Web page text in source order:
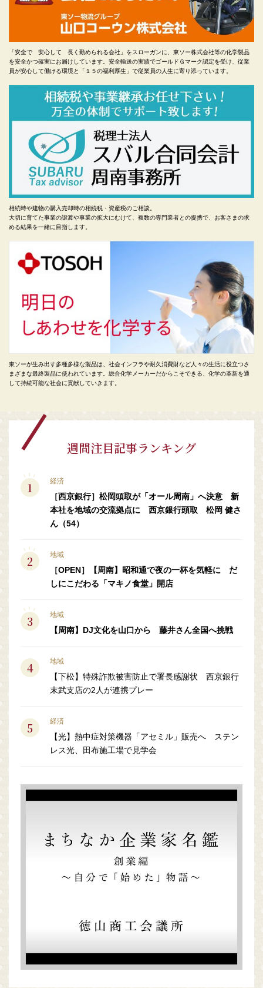
「安全で 安心して 長く勤められる会社」をスローガンに、東ソー株式会社等の化学製品
を安全かつ確実にお届けしています。安全輸送の実績でゴールドＧマーク認定を受け、従業
員が安心して働ける環境と「１５の福利厚生」で従業員の人生に寄り添っています。
相続時や建物の購入売却時の相続税・資産税のご相談。
大切に育てた事業の譲渡や事業の拡大にむけて、複数の専門業者との提携で、お客さまの求
める結果を一緒に目指します。
東ソーが生み出す多種多様な製品は、社会インフラや耐久消費財など人々の生活に役立つさ
まざまな最終製品に使われています。総合化学メーカーだからこそできる、化学の革新を通
して持続可能な社会に貢献していきます。
週間注目記事ランキング
経済
［西京銀行］松岡頭取が「オール周南」へ決意 新
本社を地域の交流拠点に 西京銀行頭取 松岡 健さ
ん（54）
地域
［OPEN］【周南】昭和通で夜の一杯を気軽に だ
しにこだわる「マキノ食堂」開店
地域
【周南】DJ文化を山口から 藤井さん全国へ挑戦
地域
【下松】特殊詐欺被害防止で署長感謝状 西京銀行
末武支店の2人が連携プレー
経済
【光】熱中症対策機器「アセミル」販売へ ステン
レス光、田布施工場で見学会